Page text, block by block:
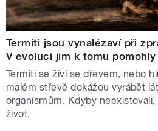
Termiti jsou vynalézaví při
V evoluci jim k tomu
Termiti se živí se dřevem, nebo
malém střevě dokážou vyrábět
organismům. Kdyby
život.